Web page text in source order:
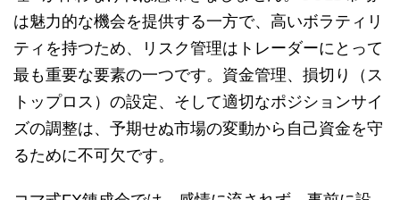
は魅力的な機会を提供する一方で、高いボラティリ
ティを持つため、リスク管理はトレーダーにとって
最も重要な要素の一つです。資金管理、損切り（ス
トップロス）の設定、そして適切なポジションサイ
ズの調整は、予期せぬ市場の変動から自己資金を守
るために不可欠です。